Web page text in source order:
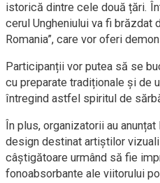
istorică dintre cele două țări.
cerul Ungheniului va fi brăzdat
Romania”, care vor oferi
Participanții vor putea să se
cu preparate tradiționale și de
întregind astfel spiritul de
În plus, organizatorii au
design destinat artiștilor
câștigătoare urmând să fie
fonoabsorbante ale viitorului